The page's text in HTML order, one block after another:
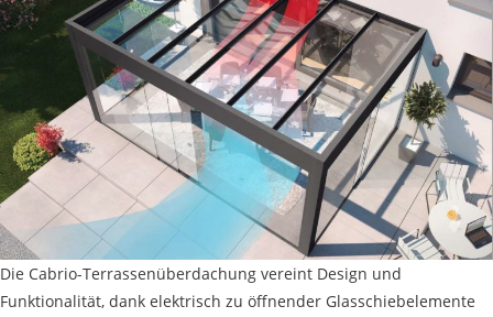
Die Cabrio-Terrassenüberdachung vereint Design und
Funktionalität, dank elektrisch zu öffnender Glasschiebelemente